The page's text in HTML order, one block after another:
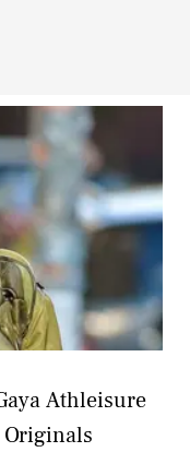
Athleisure
Originals